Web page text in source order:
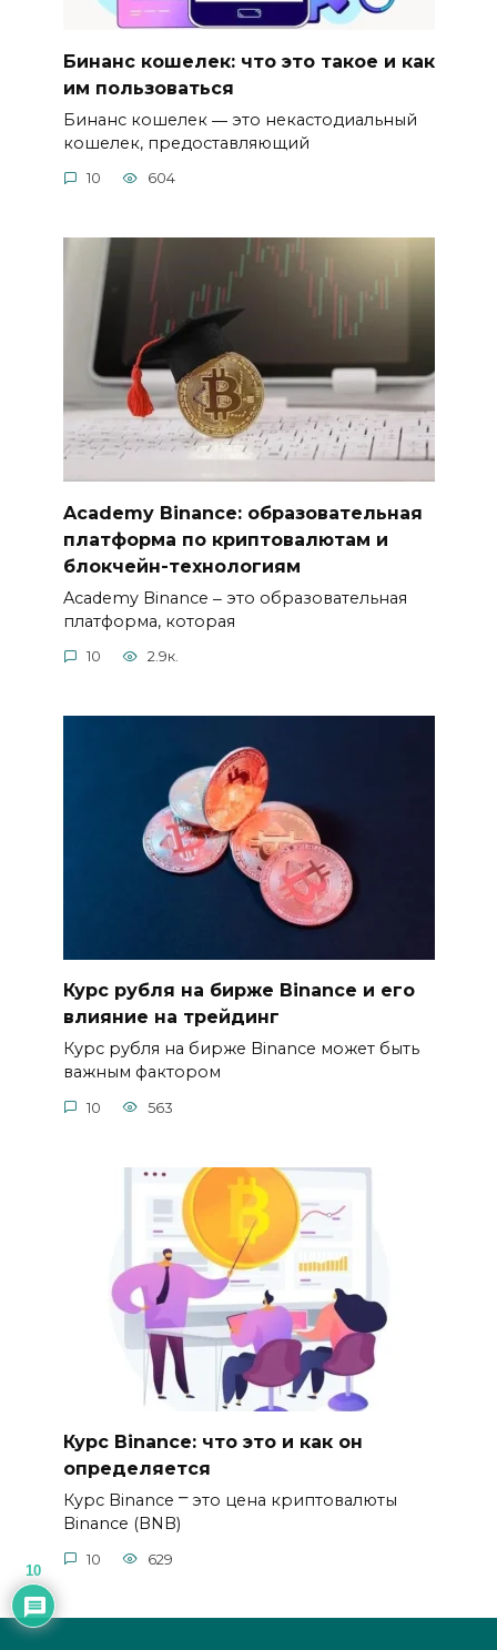
Бинанс кошелек: что это такое и как
им пользоваться
Бинанс кошелек ― это некастодиальный
кошелек, предоставляющий
10 604
Academy Binance: образовательная
платформа по криптовалютам и
блокчейн-технологиям
Academy Binance ‒ это образовательная
платформа, которая
10 2.9к.
Курс рубля на бирже Binance и его
влияние на трейдинг
Курс рубля на бирже Binance может быть
важным фактором
10 563
Курс Binance: что это и как он
определяется
Курс Binance ⎻ это цена криптовалюты
Binance (BNB)
10 629
10